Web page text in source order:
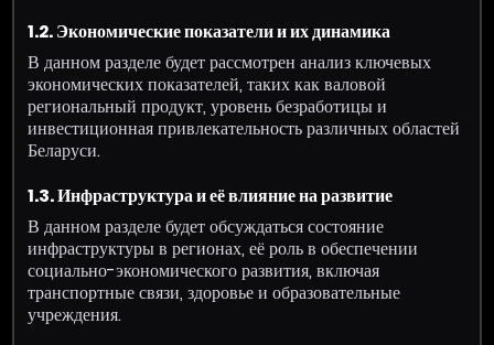
1.2. Экономические показатели и их динамика
В данном разделе будет рассмотрен анализ ключевых
экономических показателей, таких как валовой
региональный продукт, уровень безработицы и
инвестиционная привлекательность различных областей
Беларуси.
1.3. Инфраструктура и её влияние на развитие
В данном разделе будет обсуждаться состояние
инфраструктуры в регионах, её роль в обеспечении
социально-экономического развития, включая
транспортные связи, здоровье и образовательные
учреждения.